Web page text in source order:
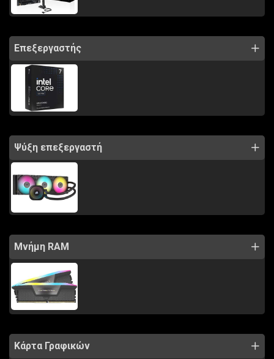
Επεξεργαστής
Ψύξη επεξεργαστή
Μνήμη RAM
Κάρτα Γραφικών